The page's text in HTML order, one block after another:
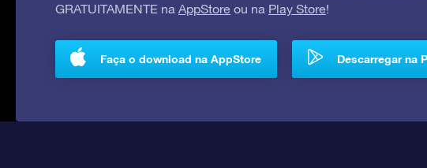
GRATUITAMENTE na AppStore ou na Play Store!
Faça o download na AppStore Descarregar na